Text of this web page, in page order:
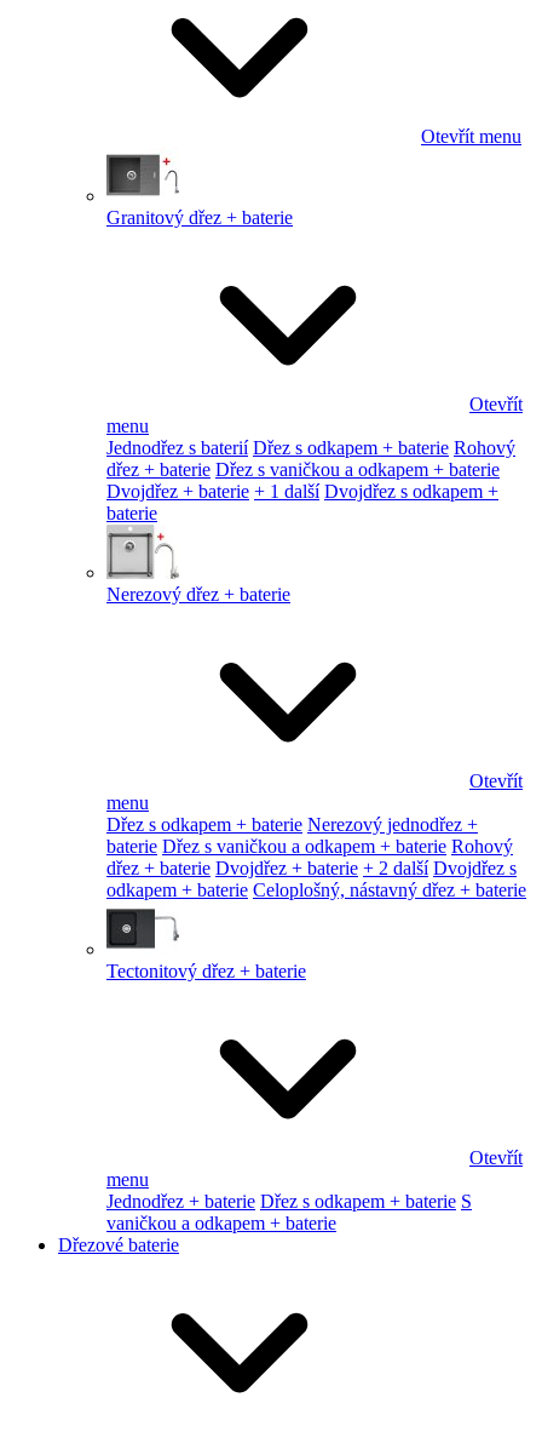
Otevřít menu
Granitový dřez + baterie
Otevřít
menu
Jednodřez s baterií Dřez s odkapem + baterie Rohový
dřez + baterie Dřez s vaničkou a odkapem + baterie
Dvojdřez + baterie + 1 další Dvojdřez s odkapem +
baterie
Nerezový dřez + baterie
Otevřít
menu
Dřez s odkapem + baterie Nerezový jednodřez +
baterie Dřez s vaničkou a odkapem + baterie Rohový
dřez + baterie Dvojdřez + baterie + 2 další Dvojdřez s
odkapem + baterie Celoplošný, nástavný dřez + baterie
Tectonitový dřez + baterie
Otevřít
menu
Jednodřez + baterie Dřez s odkapem + baterie S
vaničkou a odkapem + baterie
Dřezové baterie